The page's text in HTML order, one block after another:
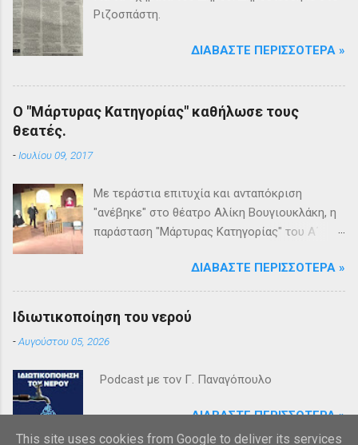
Ριζοσπάστη.
ΔΙΑΒΆΣΤΕ ΠΕΡΙΣΣΌΤΕΡΑ »
Ο "Μάρτυρας Κατηγορίας" καθήλωσε τους
θεατές.
-Ιουλίου 09, 2017
Με τεράστια επιτυχία και ανταπόκριση
"ανέβηκε" στο θέατρο Αλίκη Βουγιουκλάκη, η
παράσταση "Μάρτυρας Κατηγορίας" του Α΄
Βριλησσίων. Το θέατρο γέμισε και πάνω από
1500 θεατές και τις δύο βραδιές απόλαυσαν
κυριολεκτικά μία σπουδαία παράσταση
υψηλής δραματουργίας. Το έργο της Αγκάθα
Κρίστι καθήλωσε τους θεατρόφιλους σε όλη
πλοκή, οι μεγάλες ανατροπές και ένα
ΔΙΑΒΆΣΤΕ ΠΕΡΙΣΣΌΤΕΡΑ »
Ιδιωτικοποίηση του νερού
-Αυγούστου 05, 2026
Podcast με τον Γ. Παναγόπουλο
ΔΙΑΒΆΣΤΕ ΠΕΡΙΣΣΌΤΕΡΑ »
This site uses cookies from Google to deliver its services